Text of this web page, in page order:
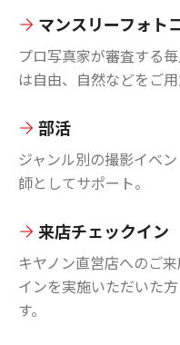
マンスリーフォト
プロ写真家が審査する
は自由、自然などをご用
部活
ジャンル別の撮影イベ
師としてサポート。
来店チェックイン
キヤノン直営店へのご
インを実施いただいた
す。